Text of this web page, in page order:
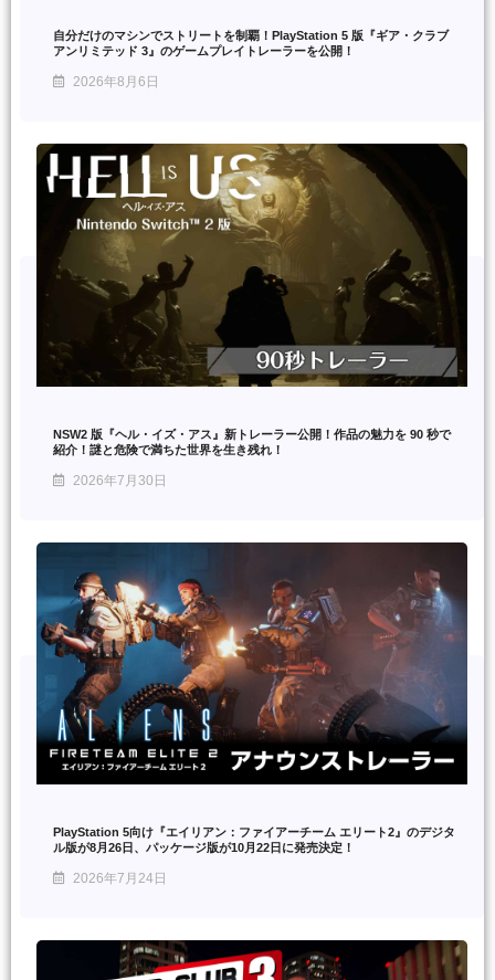
自分だけのマシンでストリートを制覇！PlayStation 5 版『ギア・クラブ
アンリミテッド 3』のゲームプレイトレーラーを公開！
2026年8月6日
NSW2 版『ヘル・イズ・アス』新トレーラー公開！作品の魅力を 90 秒で
紹介！謎と危険で満ちた世界を生き残れ！
2026年7月30日
PlayStation 5向け『エイリアン：ファイアーチーム エリート2』のデジタ
ル版が8月26日、パッケージ版が10月22日に発売決定！
2026年7月24日